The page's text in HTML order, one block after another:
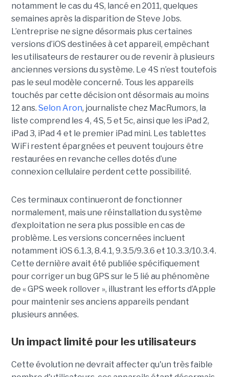
notamment le cas du 4S, lancé en 2011, quelques
semaines après la disparition de Steve Jobs.
L’entreprise ne signe désormais plus certaines
versions d’iOS destinées à cet appareil, empêchant
les utilisateurs de restaurer ou de revenir à plusieurs
anciennes versions du système. Le 4S n’est toutefois
pas le seul modèle concerné. Tous les appareils
touchés par cette décision ont désormais au moins
12 ans. Selon Aron, journaliste chez MacRumors, la
liste comprend les 4, 4S, 5 et 5c, ainsi que les iPad 2,
iPad 3, iPad 4 et le premier iPad mini. Les tablettes
WiFi restent épargnées et peuvent toujours être
restaurées en revanche celles dotés d’une
connexion cellulaire perdent cette possibilité.
Ces terminaux continueront de fonctionner
normalement, mais une réinstallation du système
d’exploitation ne sera plus possible en cas de
problème. Les versions concernées incluent
notamment iOS 6.1.3, 8.4.1, 9.3.5/9.3.6 et 10.3.3/10.3.4.
Cette dernière avait été publiée spécifiquement
pour corriger un bug GPS sur le 5 lié au phénomène
de « GPS week rollover », illustrant les efforts d’Apple
pour maintenir ses anciens appareils pendant
plusieurs années.
Un impact limité pour les utilisateurs
Cette évolution ne devrait affecter qu'un très faible